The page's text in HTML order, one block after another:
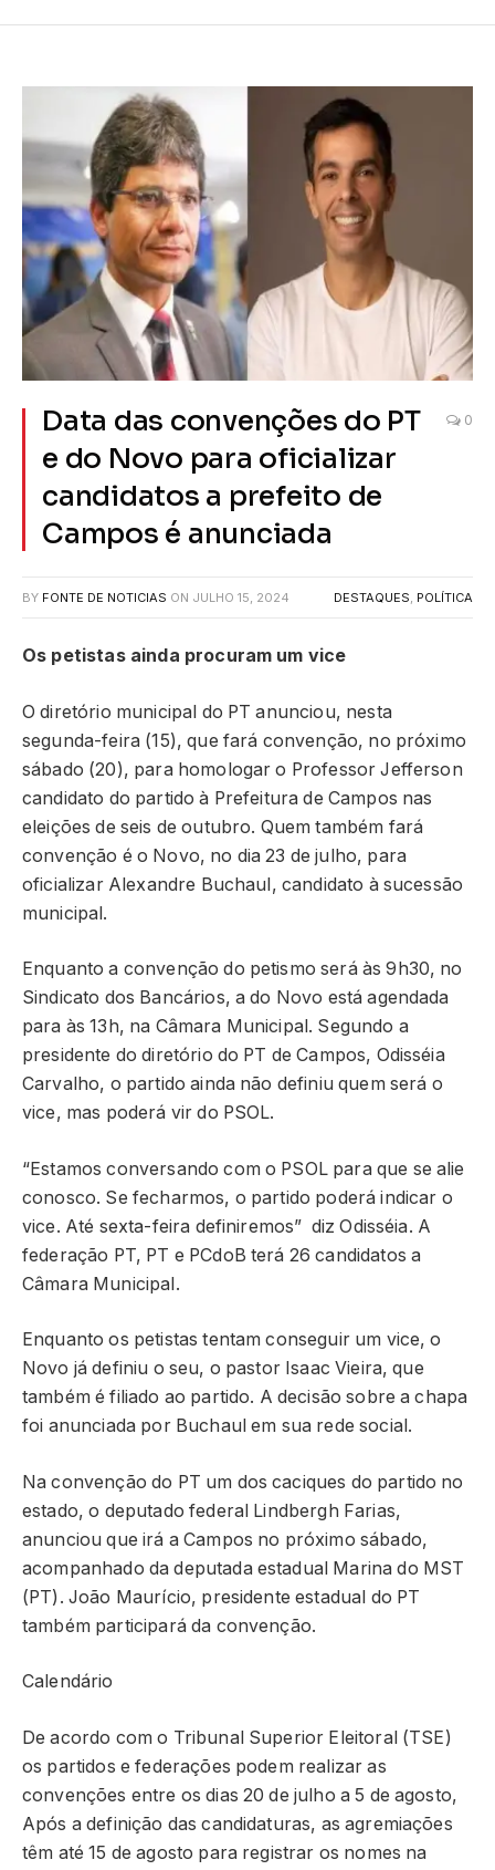
Data das convenções do PT
e do Novo para oficializar
candidatos a prefeito de
Campos é anunciada
0
BY FONTE DE NOTICIAS ON JULHO 15, 2024 DESTAQUES, POLÍTICA
Os petistas ainda procuram um vice
O diretório municipal do PT anunciou, nesta
segunda-feira (15), que fará convenção, no próximo
sábado (20), para homologar o Professor Jefferson
candidato do partido à Prefeitura de Campos nas
eleições de seis de outubro. Quem também fará
convenção é o Novo, no dia 23 de julho, para
oficializar Alexandre Buchaul, candidato à sucessão
municipal.
Enquanto a convenção do petismo será às 9h30, no
Sindicato dos Bancários, a do Novo está agendada
para às 13h, na Câmara Municipal. Segundo a
presidente do diretório do PT de Campos, Odisséia
Carvalho, o partido ainda não definiu quem será o
vice, mas poderá vir do PSOL.
“Estamos conversando com o PSOL para que se alie
conosco. Se fecharmos, o partido poderá indicar o
vice. Até sexta-feira definiremos” diz Odisséia. A
federação PT, PT e PCdoB terá 26 candidatos a
Câmara Municipal.
Enquanto os petistas tentam conseguir um vice, o
Novo já definiu o seu, o pastor Isaac Vieira, que
também é filiado ao partido. A decisão sobre a chapa
foi anunciada por Buchaul em sua rede social.
Na convenção do PT um dos caciques do partido no
estado, o deputado federal Lindbergh Farias,
anunciou que irá a Campos no próximo sábado,
acompanhado da deputada estadual Marina do MST
(PT). João Maurício, presidente estadual do PT
também participará da convenção.
Calendário
De acordo com o Tribunal Superior Eleitoral (TSE)
os partidos e federações podem realizar as
convenções entre os dias 20 de julho a 5 de agosto,
Após a definição das candidaturas, as agremiações
têm até 15 de agosto para registrar os nomes na